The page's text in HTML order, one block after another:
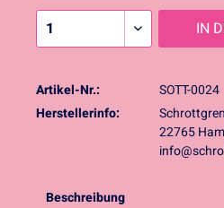
IN
Artikel-Nr.:
SOTT-0024
Herstellerinfo:
22765
Beschreibung